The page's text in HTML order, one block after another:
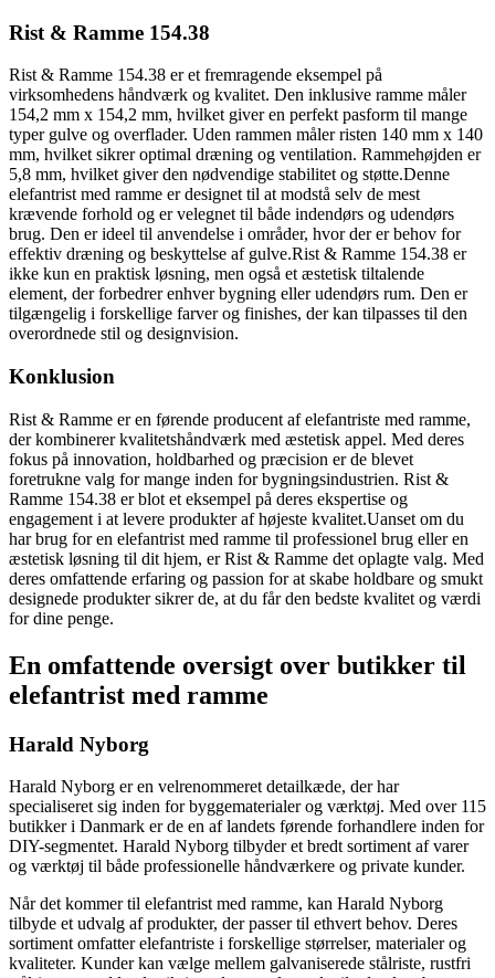
Rist & Ramme 154.38
Rist & Ramme 154.38 er et fremragende eksempel på
virksomhedens håndværk og kvalitet. Den inklusive ramme måler
154,2 mm x 154,2 mm, hvilket giver en perfekt pasform til mange
typer gulve og overflader. Uden rammen måler risten 140 mm x 140
mm, hvilket sikrer optimal dræning og ventilation. Rammehøjden er
5,8 mm, hvilket giver den nødvendige stabilitet og støtte.Denne
elefantrist med ramme er designet til at modstå selv de mest
krævende forhold og er velegnet til både indendørs og udendørs
brug. Den er ideel til anvendelse i områder, hvor der er behov for
effektiv dræning og beskyttelse af gulve.Rist & Ramme 154.38 er
ikke kun en praktisk løsning, men også et æstetisk tiltalende
element, der forbedrer enhver bygning eller udendørs rum. Den er
tilgængelig i forskellige farver og finishes, der kan tilpasses til den
overordnede stil og designvision.
Konklusion
Rist & Ramme er en førende producent af elefantriste med ramme,
der kombinerer kvalitetshåndværk med æstetisk appel. Med deres
fokus på innovation, holdbarhed og præcision er de blevet
foretrukne valg for mange inden for bygningsindustrien. Rist &
Ramme 154.38 er blot et eksempel på deres ekspertise og
engagement i at levere produkter af højeste kvalitet.Uanset om du
har brug for en elefantrist med ramme til professionel brug eller en
æstetisk løsning til dit hjem, er Rist & Ramme det oplagte valg. Med
deres omfattende erfaring og passion for at skabe holdbare og smukt
designede produkter sikrer de, at du får den bedste kvalitet og værdi
for dine penge.
En omfattende oversigt over butikker til
elefantrist med ramme
Harald Nyborg
Harald Nyborg er en velrenommeret detailkæde, der har
specialiseret sig inden for byggematerialer og værktøj. Med over 115
butikker i Danmark er de en af landets førende forhandlere inden for
DIY-segmentet. Harald Nyborg tilbyder et bredt sortiment af varer
og værktøj til både professionelle håndværkere og private kunder.
Når det kommer til elefantrist med ramme, kan Harald Nyborg
tilbyde et udvalg af produkter, der passer til ethvert behov. Deres
sortiment omfatter elefantriste i forskellige størrelser, materialer og
kvaliteter. Kunder kan vælge mellem galvaniserede stålriste, rustfri